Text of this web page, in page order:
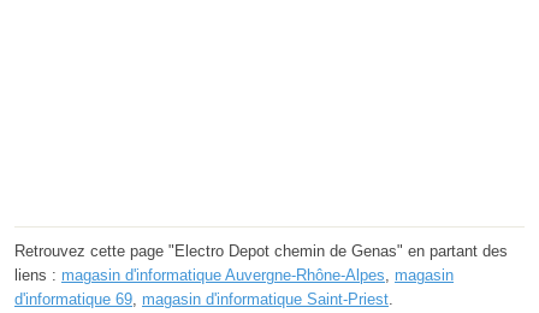
Retrouvez cette page "Electro Depot chemin de Genas" en partant des
liens : magasin d'informatique Auvergne-Rhône-Alpes, magasin
d'informatique 69, magasin d'informatique Saint-Priest.